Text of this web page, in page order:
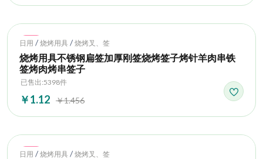
Hot
日用 / 烧烤用具 / 烧烤叉、签
烧烤用具不锈钢扁签加厚刚签烧烤签子烤针羊肉串铁
签烤肉烤串签子
已售出:5398件
￥1.12 ￥1.456
Hot
日用 / 烧烤用具 / 烧烤叉、签